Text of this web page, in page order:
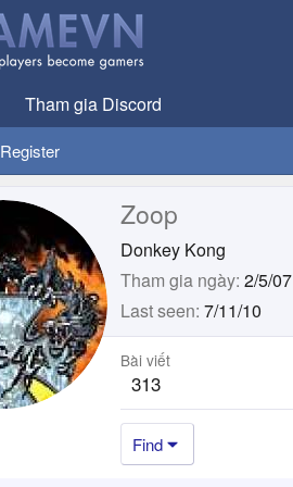
Tham gia Discord
Register
Zoop
Donkey Kong
Tham gia ngày 2/5/07
Last seen 7/11/10
Bài viết
313
Find